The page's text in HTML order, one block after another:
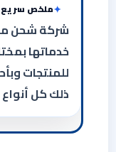
ملخص سريع
شركة شحن من
خدماتها
للمنتجات
ذلك كل